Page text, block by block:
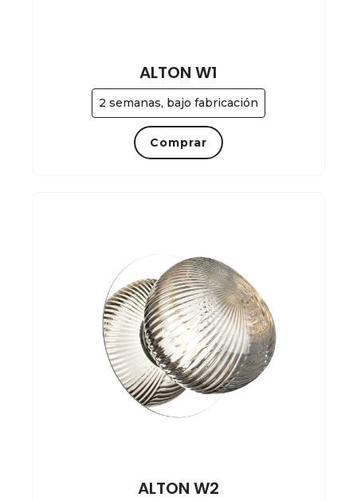
2 semanas, bajo fabricación
ALTON W1
Comprar
ALTON W2